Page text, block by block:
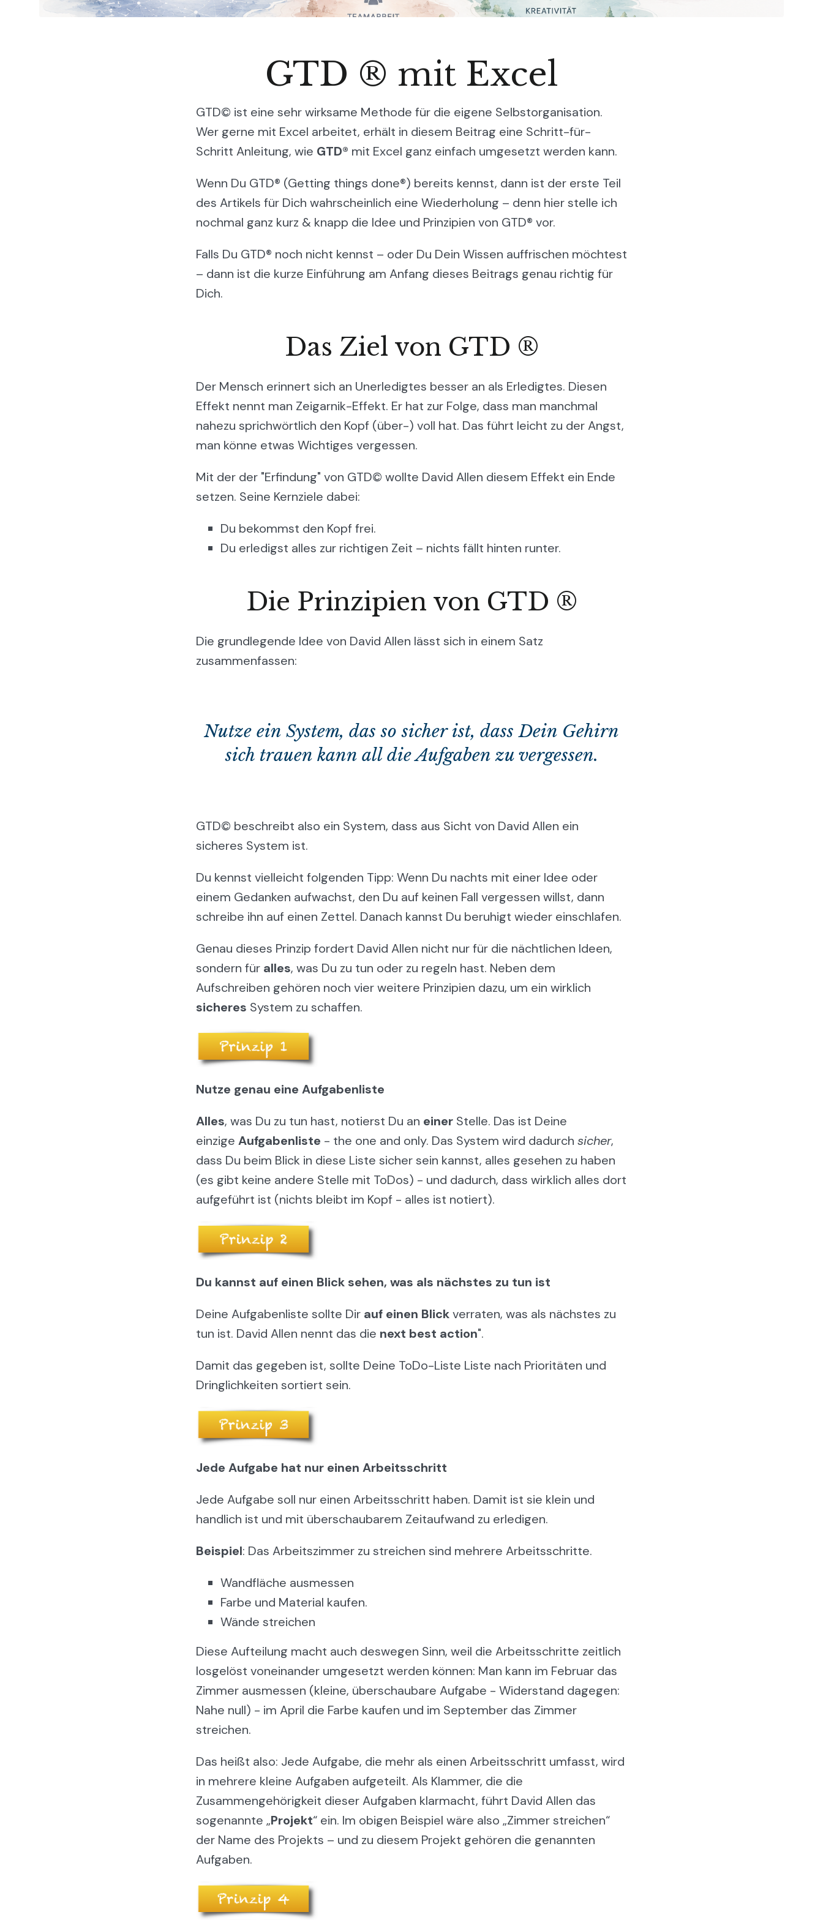
GTD ® mit Excel
GTD© ist eine sehr wirksame Methode für die eigene Selbstorganisation.
Wer gerne mit Excel arbeitet, erhält in diesem Beitrag eine Schritt-für-
Schritt Anleitung, wie GTD® mit Excel ganz einfach umgesetzt werden kann.
Wenn Du GTD® (Getting things done®) bereits kennst, dann ist der erste Teil
des Artikels für Dich wahrscheinlich eine Wiederholung – denn hier stelle ich
nochmal ganz kurz & knapp die Idee und Prinzipien von GTD® vor.
Falls Du GTD® noch nicht kennst – oder Du Dein Wissen auffrischen möchtest
– dann ist die kurze Einführung am Anfang dieses Beitrags genau richtig für
Dich.
Das Ziel von GTD ®
Der Mensch erinnert sich an Unerledigtes besser an als Erledigtes. Diesen
Effekt nennt man Zeigarnik-Effekt. Er hat zur Folge, dass man manchmal
nahezu sprichwörtlich den Kopf (über-) voll hat. Das führt leicht zu der Angst,
man könne etwas Wichtiges vergessen.
Mit der der "Erfindung" von GTD© wollte David Allen diesem Effekt ein Ende
setzen. Seine Kernziele dabei:
Du bekommst den Kopf frei.
Du erledigst alles zur richtigen Zeit – nichts fällt hinten runter.
Die Prinzipien von GTD ®
Die grundlegende Idee von David Allen lässt sich in einem Satz
zusammenfassen:
Nutze ein System, das so sicher ist, dass Dein Gehirn
sich trauen kann all die Aufgaben zu vergessen.
GTD© beschreibt also ein System, dass aus Sicht von David Allen ein
sicheres System ist.
Du kennst vielleicht folgenden Tipp: Wenn Du nachts mit einer Idee oder
einem Gedanken aufwachst, den Du auf keinen Fall vergessen willst, dann
schreibe ihn auf einen Zettel. Danach kannst Du beruhigt wieder einschlafen.
Genau dieses Prinzip fordert David Allen nicht nur für die nächtlichen Ideen,
sondern für alles, was Du zu tun oder zu regeln hast. Neben dem
Aufschreiben gehören noch vier weitere Prinzipien dazu, um ein wirklich
sicheres System zu schaffen.
Nutze genau eine Aufgabenliste
Alles, was Du zu tun hast, notierst Du an einer Stelle. Das ist Deine
einzige Aufgabenliste - the one and only. Das System wird dadurch sicher,
dass Du beim Blick in diese Liste sicher sein kannst, alles gesehen zu haben
(es gibt keine andere Stelle mit ToDos) - und dadurch, dass wirklich alles dort
aufgeführt ist (nichts bleibt im Kopf - alles ist notiert).
Du kannst auf einen Blick sehen, was als nächstes zu tun ist
Deine Aufgabenliste sollte Dir auf einen Blickverraten, was als nächstes zu
tun ist. David Allen nennt das die next best action".
Damit das gegeben ist, sollte Deine ToDo-Liste Liste nach Prioritäten und
Dringlichkeiten sortiert sein.
Jede Aufgabe hat nur einen Arbeitsschritt
Jede Aufgabe soll nur einen Arbeitsschritt haben. Damit ist sie klein und
handlich ist und mit überschaubarem Zeitaufwand zu erledigen.
Beispiel: Das Arbeitszimmer zu streichen sind mehrere Arbeitsschritte.
Wandfläche ausmessen
Farbe und Material kaufen.
Wände streichen
Diese Aufteilung macht auch deswegen Sinn, weil die Arbeitsschritte zeitlich
losgelöst voneinander umgesetzt werden können: Man kann im Februar das
Zimmer ausmessen (kleine, überschaubare Aufgabe - Widerstand dagegen:
Nahe null) - im April die Farbe kaufen und im September das Zimmer
streichen.
Das heißt also: Jede Aufgabe, die mehr als einen Arbeitsschritt umfasst, wird
in mehrere kleine Aufgaben aufgeteilt. Als Klammer, die die
Zusammengehörigkeit dieser Aufgaben klarmacht, führt David Allen das
sogenannte „Projekt“ ein. Im obigen Beispiel wäre also „Zimmer streichen“
der Name des Projekts – und zu diesem Projekt gehören die genannten
Aufgaben.